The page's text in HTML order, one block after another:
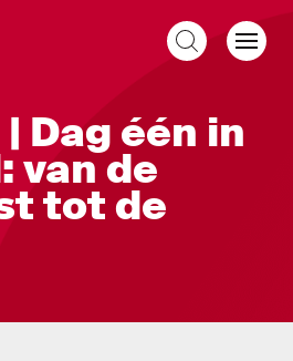
Dag één in
van de
tot de